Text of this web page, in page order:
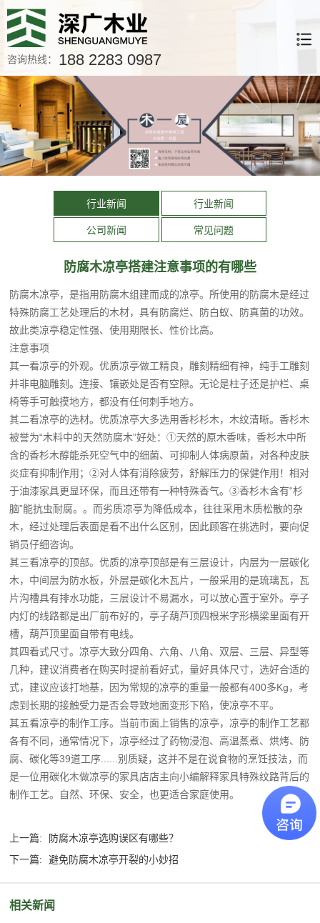
咨询热线： 188 2283 0987
行业新闻 行业新闻
公司新闻 常见问题
防腐木凉亭搭建注意事项的有哪些
防腐木凉亭，是指用防腐木组建而成的凉亭。所使用的防腐木是经过
特殊防腐工艺处理后的木材，具有防腐烂、防白蚁、防真菌的功效。
故此类凉亭稳定性强、使用期限长、性价比高。
注意事项
其一看凉亭的外观。优质凉亭做工精良，雕刻精细有神，纯手工雕刻
并非电脑雕刻。连接、镶嵌处是否有空隙。无论是柱子还是护栏、桌
椅等手可触摸地方，都没有任何刺手地方。
其二看凉亭的选材。优质凉亭大多选用香杉杉木，木纹清晰。香杉木
被誉为“木料中的天然防腐木”好处：①天然的原木香味，香杉木中所
含的香杉木醇能杀死空气中的细菌、可抑制人体病原菌，对各种皮肤
炎症有抑制作用；②对人体有消除疲劳，舒解压力的保健作用！相对
于油漆家具更显环保，而且还带有一种特殊香气。③香杉木含有“杉
脑”能抗虫耐腐。。而劣质凉亭为降低成本，往往采用木质松散的杂
木，经过处理后表面是看不出什么区别，因此顾客在挑选时，要向促
销员仔细咨询。
其三看凉亭的顶部。优质的凉亭顶部是有三层设计，内层为一层碳化
木，中间层为防水板，外层是碳化木瓦片，一般采用的是琉璃瓦，瓦
片沟槽具有排水功能，三层设计不易漏水，可以放心置于室外。亭子
内灯的线路都是出厂前布好的，亭子葫芦顶四根米字形横梁里面有开
槽，葫芦顶里面自带有电线。
其四看式尺寸。凉亭大致分四角、六角、八角、双层、三层、异型等
几种，建议消费者在购买时提前看好式，量好具体尺寸，选好合适的
式，建议应该打地基，因为常规的凉亭的重量一般都有400多Kg，考
虑到长期的接触受力是否会导致地面变形下陷，使凉亭不平。
其五看凉亭的制作工序。当前市面上销售的凉亭，凉亭的制作工艺都
各有不同，通常情况下，凉亭经过了药物浸泡、高温蒸煮、烘烤、防
腐、碳化等39道工序......别质疑，这并不是在说食物的烹饪技法，而
是一位用碳化木做凉亭的家具店店主向小编解释家具特殊纹路背后的
制作工艺。自然、环保、安全，也更适合家庭使用。
上一篇:
防腐木凉亭选购误区有哪些？
下一篇:
避免防腐木凉亭开裂的小妙招
相关新闻